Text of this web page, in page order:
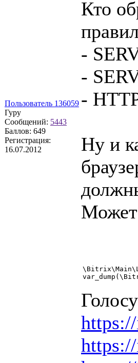
Пользователь 136059
Гуру
Сообщений: 5443
Баллов: 649
Регистрация:
16.07.2012
Кто
-
-
-
Ну и